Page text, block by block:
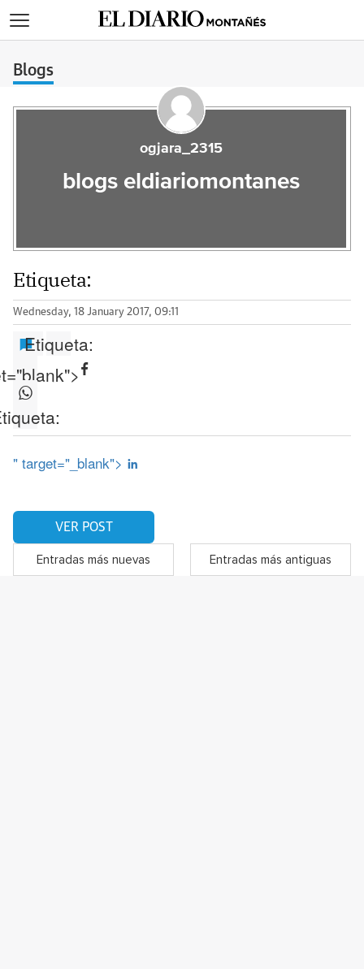
Blogs
ogjara_2315
blogs eldiariomontanes
Etiqueta:
Wednesday, 18 January 2017, 09:11
Etiqueta:
" target="_blank">
VER POST
Entradas más nuevas Entradas más antiguas